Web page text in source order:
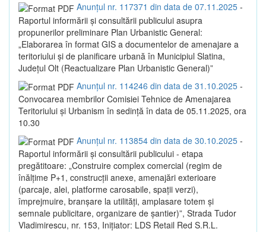
Anunțul nr. 117371 din data de 07.11.2025 -
Raportul informării și consultării publicului asupra
propunerilor preliminare Plan Urbanistic General:
„Elaborarea în format GIS a documentelor de amenajare a
teritoriului și de planificare urbană în Municipiul Slatina,
Județul Olt (Reactualizare Plan Urbanistic General)”
Anunțul nr. 114246 din data de 31.10.2025 -
Convocarea membrilor Comisiei Tehnice de Amenajarea
Teritoriului și Urbanism în sedință în data de 05.11.2025, ora
10.30
Anunțul nr. 113854 din data de 30.10.2025 -
Raportul informării și consultării publicului - etapa
pregătitoare: „Construire complex comercial (regim de
înălțime P+1, construcții anexe, amenajări exterioare
(parcaje, alei, platforme carosabile, spații verzi),
împrejmuire, branșare la utilități, amplasare totem și
semnale publicitare, organizare de șantier)”, Strada Tudor
Vladimirescu, nr. 153, Inițiator: LDS Retail Red S.R.L.